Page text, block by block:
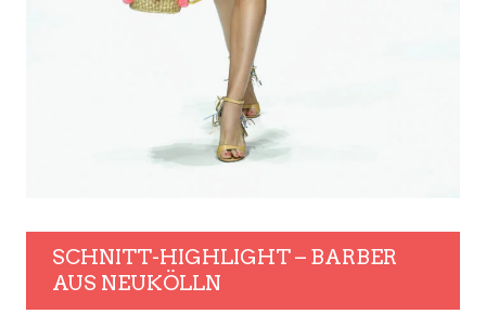
SCHNITT-HIGHLIGHT – BARBER
AUS NEUKÖLLN